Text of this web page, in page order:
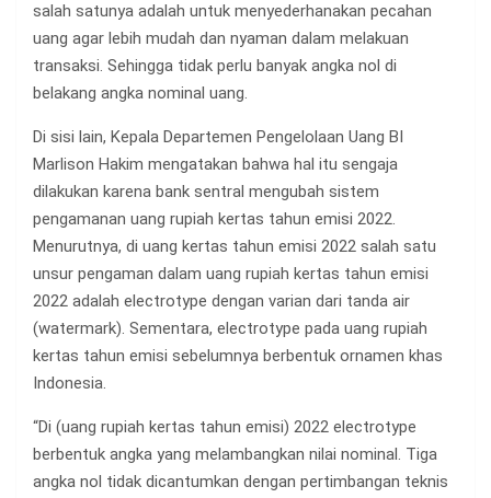
salah satunya adalah untuk menyederhanakan pecahan
uang agar lebih mudah dan nyaman dalam melakuan
transaksi. Sehingga tidak perlu banyak angka nol di
belakang angka nominal uang.
Di sisi lain, Kepala Departemen Pengelolaan Uang BI
Marlison Hakim mengatakan bahwa hal itu sengaja
dilakukan karena bank sentral mengubah sistem
pengamanan uang rupiah kertas tahun emisi 2022.
Menurutnya, di uang kertas tahun emisi 2022 salah satu
unsur pengaman dalam uang rupiah kertas tahun emisi
2022 adalah electrotype dengan varian dari tanda air
(watermark). Sementara, electrotype pada uang rupiah
kertas tahun emisi sebelumnya berbentuk ornamen khas
Indonesia.
“Di (uang rupiah kertas tahun emisi) 2022 electrotype
berbentuk angka yang melambangkan nilai nominal. Tiga
angka nol tidak dicantumkan dengan pertimbangan teknis